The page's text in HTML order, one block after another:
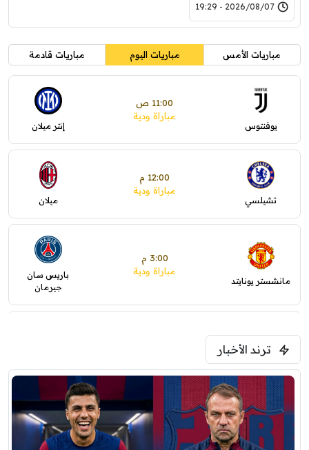
2026/08/07 - 19:29
مباريات الأمس مباريات اليوم مباريات قادمة
يوفنتوس
11:00 ص
مباراة ودية
إنتر ميلان
تشيلسي
12:00 م
مباراة ودية
ميلان
مانشستر يونايتد
3:00 م
مباراة ودية
باريس سان
جيرمان
فرينتسفاروشي
برشلونة
7:00 م
مباراة ودية
نوتنغهام فورست
ترند الأخبار